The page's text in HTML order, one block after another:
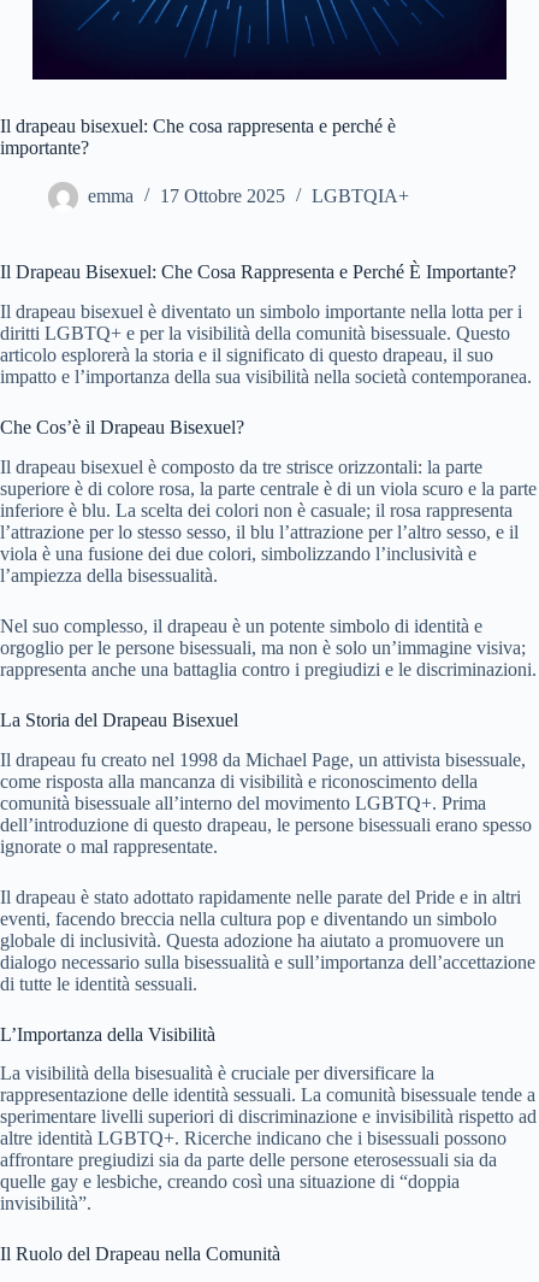
Il drapeau bisexuel: Che cosa rappresenta e perché è
importante?
emma 17 Ottobre 2025 LGBTQIA+
Il Drapeau Bisexuel: Che Cosa Rappresenta e Perché È Importante?
Il drapeau bisexuel è diventato un simbolo importante nella lotta per i
diritti LGBTQ+ e per la visibilità della comunità bisessuale. Questo
articolo esplorerà la storia e il significato di questo drapeau, il suo
impatto e l’importanza della sua visibilità nella società contemporanea.
Che Cos’è il Drapeau Bisexuel?
Il drapeau bisexuel è composto da tre strisce orizzontali: la parte
superiore è di colore rosa, la parte centrale è di un viola scuro e la parte
inferiore è blu. La scelta dei colori non è casuale; il rosa rappresenta
l’attrazione per lo stesso sesso, il blu l’attrazione per l’altro sesso, e il
viola è una fusione dei due colori, simbolizzando l’inclusività e
l’ampiezza della bisessualità.
Nel suo complesso, il drapeau è un potente simbolo di identità e
orgoglio per le persone bisessuali, ma non è solo un’immagine visiva;
rappresenta anche una battaglia contro i pregiudizi e le discriminazioni.
La Storia del Drapeau Bisexuel
Il drapeau fu creato nel 1998 da Michael Page, un attivista bisessuale,
come risposta alla mancanza di visibilità e riconoscimento della
comunità bisessuale all’interno del movimento LGBTQ+. Prima
dell’introduzione di questo drapeau, le persone bisessuali erano spesso
ignorate o mal rappresentate.
Il drapeau è stato adottato rapidamente nelle parate del Pride e in altri
eventi, facendo breccia nella cultura pop e diventando un simbolo
globale di inclusività. Questa adozione ha aiutato a promuovere un
dialogo necessario sulla bisessualità e sull’importanza dell’accettazione
di tutte le identità sessuali.
L’Importanza della Visibilità
La visibilità della bisesualità è cruciale per diversificare la
rappresentazione delle identità sessuali. La comunità bisessuale tende a
sperimentare livelli superiori di discriminazione e invisibilità rispetto ad
altre identità LGBTQ+. Ricerche indicano che i bisessuali possono
affrontare pregiudizi sia da parte delle persone eterosessuali sia da
quelle gay e lesbiche, creando così una situazione di “doppia
invisibilità”.
Il Ruolo del Drapeau nella Comunità